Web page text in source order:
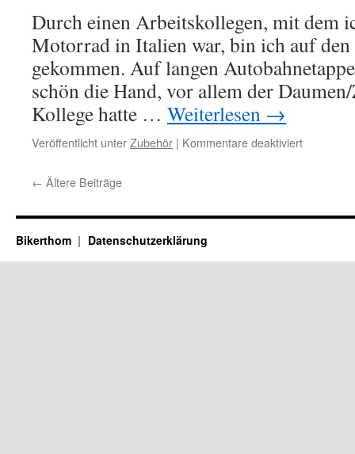
Durch einen Arbeitskollegen, mit dem
Motorrad in Italien war, bin ich auf
gekommen. Auf langen
schön die Hand, vor allem der
Kollege hatte … Weiterlesen →
Veröffentlicht unterZubehör | Kommentare deaktiviertfür
← Ältere Beiträge
Bikerthom Datenschutzerklärung